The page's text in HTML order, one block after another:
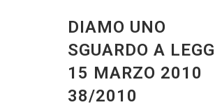
DIAMO UNO
SGUARDO A
15 MARZO 2010
38/2010